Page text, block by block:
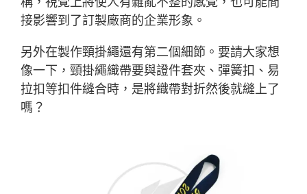
接影響到了訂製廠商的企業形象。
另外在製作頸掛繩還有第二個細節。要請大家想
像一下，頸掛繩織帶要與證件套夾、彈簧扣、易
拉扣等扣件縫合時，是將織帶對折然後就縫上了
嗎？